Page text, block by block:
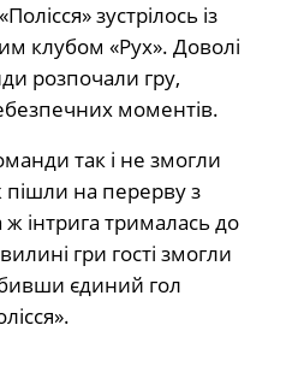
зустрілось із
клубом «Рух». Доволі
розпочали гру,
моментів.
так і не змогли
пішли на перерву з
інтрига трималась до
гри гості змогли
єдиний гол